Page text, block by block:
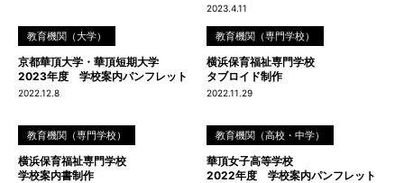
2023.4.11
教育機関（大学）
京都華頂大学・華頂短期大学
2023年度 学校案内パンフレット
2022.12.8
教育機関（専門学校）
横浜保育福祉専門学校
タブロイド制作
2022.11.29
教育機関（専門学校）
横浜保育福祉専門学校
学校案内書制作
教育機関（高校・中学）
華頂女子高等学校
2022年度 学校案内パンフレット